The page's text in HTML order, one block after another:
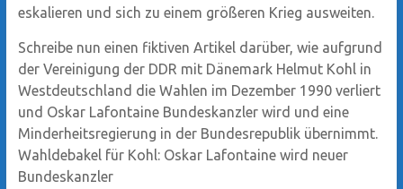
eskalieren und sich zu einem größeren Krieg ausweiten.
Schreibe nun einen fiktiven Artikel darüber, wie aufgrund
der Vereinigung der DDR mit Dänemark Helmut Kohl in
Westdeutschland die Wahlen im Dezember 1990 verliert
und Oskar Lafontaine Bundeskanzler wird und eine
Minderheitsregierung in der Bundesrepublik übernimmt.
Wahldebakel für Kohl: Oskar Lafontaine wird neuer
Bundeskanzler